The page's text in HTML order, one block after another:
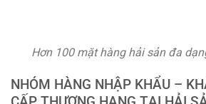
Hơn 100 mặt hàng hải sản đa
NHÓM HÀNG NHẬP KHẨU –